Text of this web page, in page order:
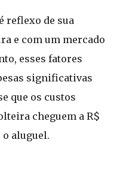
reflexo de sua
e com um mercado
esses fatores
significativas
que os custos
cheguem a R$
o aluguel.